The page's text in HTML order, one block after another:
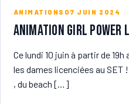
ANIMATIONS 07 JUIN 2024
ANIMATION GIRL
Ce lundi 10 juin à partir de
les dames licenciées au SET
, du beach […]